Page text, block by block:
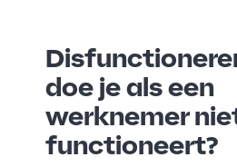
doe je als een
werknemer
functioneert?